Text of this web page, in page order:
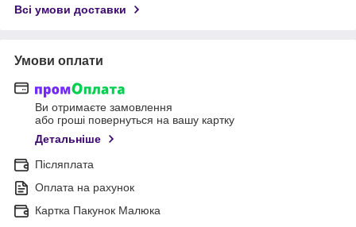
Всі умови доставки
Умови оплати
Ви отримаєте замовлення
або гроші повернуться на вашу картку
Детальніше
Післяплата
Оплата на рахунок
Картка Пакунок Малюка